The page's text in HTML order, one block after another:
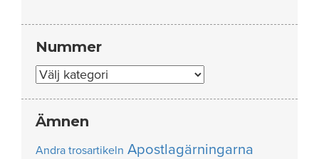
Nummer
Nummer
Ämnen
Andra trosartikeln Apostlagärningarna